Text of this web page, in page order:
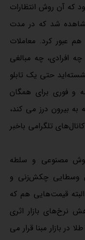
که آن روش انتظارات
مشاهده شد که در مدت
میلیون تومان هم عبور کرد. معاملات
افرادی، چه مبالغی
حتی یک تابلو
و فوری برای همگان
به بیرون درز می کند،
تلگرامی باخبر
مصنوعی و سلطه
وسطایی چکش‌زنی و
قیمت‌هایی هم که
نرخ‌های بازار اثری
در بازار مبنا قرار می